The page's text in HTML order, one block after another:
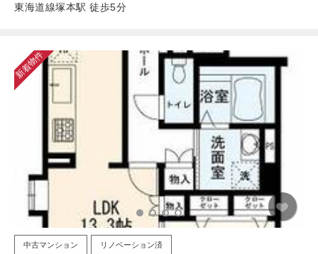
東海道線塚本駅 徒歩5分
新着物件
中古マンション リノベーション済